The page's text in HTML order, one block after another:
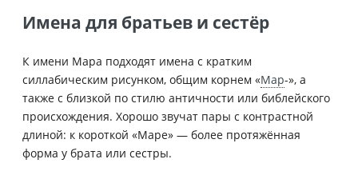
Имена для братьев и сестёр
К имени Мара подходят имена с кратким
силлабическим рисунком, общим корнем «Мар-», а
также с близкой по стилю античности или библейского
происхождения. Хорошо звучат пары с контрастной
длиной: к короткой «Марe» — более протяжённая
форма у брата или сестры.